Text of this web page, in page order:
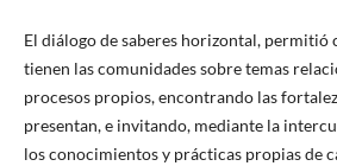
El diálogo de saberes horizontal, permitió
tienen las comunidades sobre temas
procesos propios, encontrando las
presentan, e invitando, mediante la
los conocimientos y prácticas propias de